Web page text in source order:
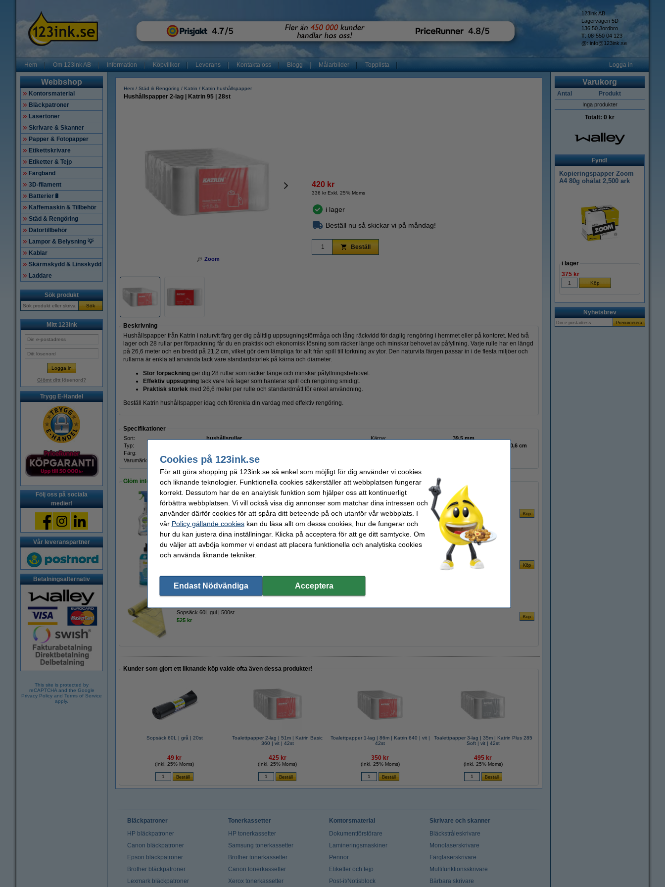
123ink AB
Lagervägen 5D
136 50 Jordbro
T: 08-550 04 123
@: info@123ink.se
Hem Om 123ink AB Information Köpvillkor Leverans Kontakta oss Blogg Målarbilder Topplista Logga in
Webbshop
Kontorsmaterial
Bläckpatroner
Lasertoner
Skrivare & Skanner
Papper & Fotopapper
Etikettskrivare
Etiketter & Tejp
Färgband
3D-filament
Batterier🔋
Kaffemaskin & Tillbehör
Städ & Rengöring
Datortillbehör
Lampor & Belysning 💡
Kablar
Skärmskydd & Linsskydd
Laddare
Sök produkt
Sök
Mitt 123ink
Glömt ditt lösenord?
Trygg E-Handel
Följ oss på sociala
medier!
Vår leveranspartner
Betalningsalternativ
This site is protected by
reCAPTCHA and the Google
Privacy Policy and Terms of Service
apply.
Hem Städ & Rengöring Katrin Katrin hushållspapper
Hushållspapper 2-lag | Katrin 95 | 28st
Zoom
420 kr
336 kr Exkl. 25% Moms
i lager
Beställ nu så skickar vi på måndag!
Beställ
Beskrivning
Hushållspapper från Katrin i naturvit färg ger dig pålitlig uppsugningsförmåga och lång räckvidd för daglig rengöring i hemmet eller på kontoret. Med två
lager och 28 rullar per förpackning får du en praktisk och ekonomisk lösning som räcker länge och minskar behovet av påfyllning. Varje rulle har en längd
på 26,6 meter och en bredd på 21,2 cm, vilket gör dem lämpliga för allt från spill till torkning av ytor. Den naturvita färgen passar in i de flesta miljöer och
rullarna är enkla att använda tack vare standardstorlek på kärna och diameter.
Stor förpackning ger dig 28 rullar som räcker länge och minskar påfyllningsbehovet.
Effektiv uppsugning tack vare två lager som hanterar spill och rengöring smidigt.
Praktisk storlek med 26,6 meter per rulle och standardmått för enkel användning.
Beställ Katrin hushållspapper idag och förenkla din vardag med effektiv rengöring.
Specifikationer
Sort: hushållsrullar Kärna:
39,5 mm
Typ:
21,2 cm x 26,6 m x Ø 10,6 cm
Färg:
Varumärke:
Katrin
Glöm inte att beställa!
Allrengöringsspray 500ml | Dettol hygienisk
49 kr
Sopsäck 60L gul | 500st
525 kr
Kunder som gjort ett liknande köp valde ofta även dessa produkter!
Sopsäck 60L | grå | 20st
49 kr
(Inkl. 25% Moms)
Toalettpapper 2-lag | 51m | Katrin Basic
360 | vit | 42st
425 kr
(Inkl. 25% Moms)
Toalettpapper 1-lag | 86m | Katrin 640 | vit |
42st
350 kr
(Inkl. 25% Moms)
Toalettpapper 3-lag | 35m | Katrin Plus 285
Soft | vit | 42st
495 kr
(Inkl. 25% Moms)
Varukorg
Antal Produkt
Inga produkter
Totalt: 0 kr
Fynd!
Kopieringspapper Zoom
A4 80g ohålat 2,500 ark
i lager
375 kr
Nyhetsbrev
Bläckpatroner
HP bläckpatroner
Canon bläckpatroner
Epson bläckpatroner
Brother bläckpatroner
Lexmark bläckpatroner
Tonerkassetter
HP tonerkassetter
Samsung tonerkassetter
Brother tonerkassetter
Canon tonerkassetter
Xerox tonerkassetter
Kontorsmaterial
Dokumentförstörare
Lamineringsmaskiner
Pennor
Etiketter och tejp
Post-it/Notisblock
Skrivare och skanner
Bläckstråleskrivare
Monolaserskrivare
Färglaserskrivare
Multifunktionsskrivare
Bärbara skrivare
Cookies på 123ink.se
För att göra shopping på 123ink.se så enkel som möjligt för dig använder vi cookies
och liknande teknologier. Funktionella cookies säkerställer att webbplatsen fungerar
korrekt. Dessutom har de en analytisk funktion som hjälper oss att kontinuerligt
förbättra webbplatsen. Vi vill också visa dig annonser som matchar dina intressen och
använder därför cookies för att spåra ditt beteende på och utanför vår webbplats. I
vår Policy gällande cookieskan du läsa allt om dessa cookies, hur de fungerar och
hur du kan justera dina inställningar. Klicka på acceptera för att ge ditt samtycke. Om
du väljer att avböja kommer vi endast att placera funktionella och analytiska cookies
och använda liknande tekniker.
Endast Nödvändiga Acceptera